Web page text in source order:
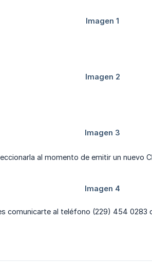
al momento de emitir un nuevo
comunicarte al teléfono (229) 454 0283